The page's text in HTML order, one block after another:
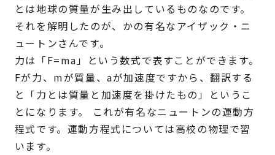
とは地球の質量が生み出しているものなのです。
それを解明したのが、かの有名なアイザック・ニ
ュートンさんです。
力は「F=ma」という数式で表すことができます。
Fが力、mが質量、aが加速度ですから、翻訳する
と「力とは質量と加速度を掛けたもの」というこ
とになります。 これが有名なニュートンの運動方
程式です。運動方程式については高校の物理で習
います。